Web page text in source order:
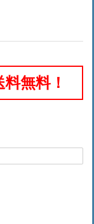
無料！